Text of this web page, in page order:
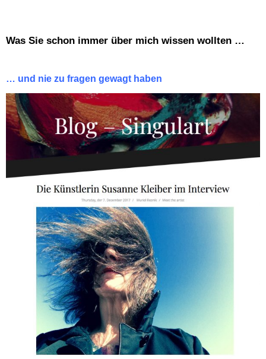
Was Sie schon immer über mich wissen wollten …
… und nie zu fragen gewagt haben